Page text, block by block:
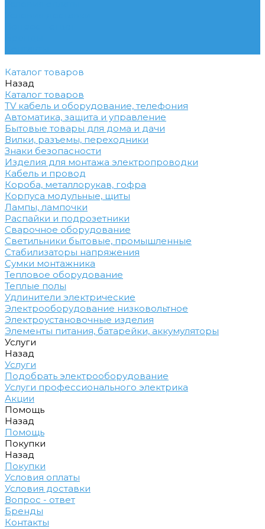
Каталог товаров
Назад
Каталог товаров
TV кабель и оборудование, телефония
Автоматика, защита и управление
Бытовые товары для дома и дачи
Вилки, разъемы, переходники
Знаки безопасности
Изделия для монтажа электропроводки
Кабель и провод
Короба, металлорукав, гофра
Корпуса модульные, щиты
Лампы, лампочки
Распайки и подрозетники
Сварочное оборудование
Светильники бытовые, промышленные
Стабилизаторы напряжения
Сумки монтажника
Тепловое оборудование
Теплые полы
Удлинители электрические
Электрооборудование низковольтное
Электроустановочные изделия
Элементы питания, батарейки, аккумуляторы
Услуги
Назад
Услуги
Подобрать электрооборудование
Услуги профессионального электрика
Акции
Помощь
Назад
Помощь
Покупки
Назад
Покупки
Условия оплаты
Условия доставки
Вопрос - ответ
Бренды
Контакты